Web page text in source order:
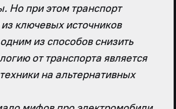
Но при этом транспорт
ключевых источников
из способов снизить
от транспорта является
на альтернативных